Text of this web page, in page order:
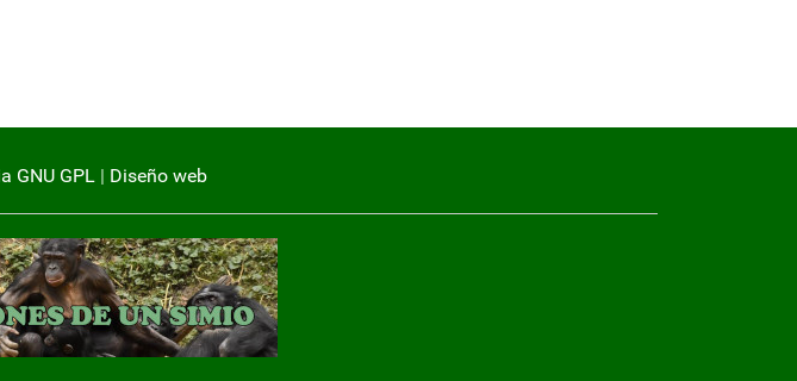
GNU GPL | Diseño web